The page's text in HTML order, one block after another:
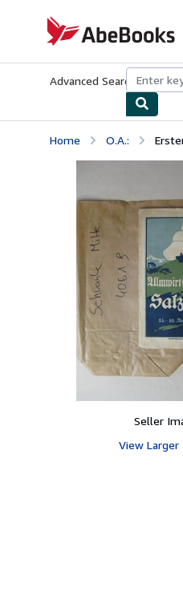
AbeBooks.com
Advanced Search Browse
Home O.A.:
Seller
View Larger